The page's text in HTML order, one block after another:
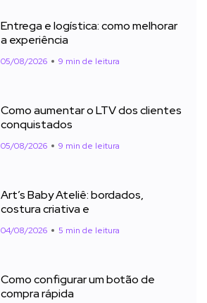
Entrega e logística: como melhorar
a experiência
05/08/2026 9 min de leitura
Como aumentar o LTV dos clientes
conquistados
05/08/2026 9 min de leitura
Art’s Baby Ateliê: bordados,
costura criativa e
04/08/2026 5 min de leitura
Como configurar um botão de
compra rápida